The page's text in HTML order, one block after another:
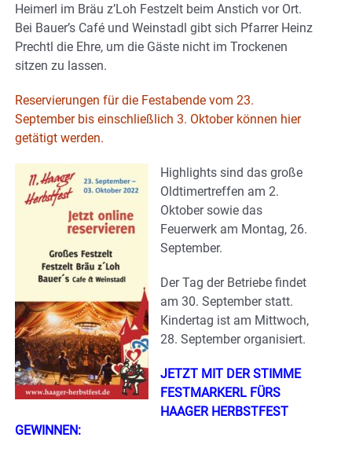
Heimerl im Bräu z’Loh Festzelt beim Anstich vor Ort.
Bei Bauer’s Café und Weinstadl gibt sich Pfarrer Heinz
Prechtl die Ehre, um die Gäste nicht im Trockenen
sitzen zu lassen.
Reservierungen für die Festabende vom 23.
September bis einschließlich 3. Oktober können hier
getätigt werden.
Highlights sind das große
Oldtimertreffen am 2.
Oktober sowie das
Feuerwerk am Montag, 26.
September.
Der Tag der Betriebe findet
am 30. September statt.
Kindertag ist am Mittwoch,
28. September organisiert.
JETZT MIT DER STIMME
FESTMARKERL FÜRS
HAAGER HERBSTFEST
GEWINNEN: